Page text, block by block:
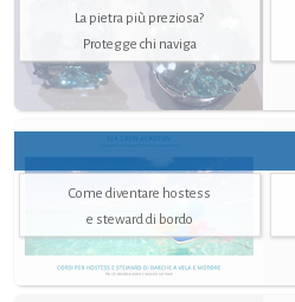
La pietra più preziosa?
Protegge chi naviga
Come diventare hostess
e steward di bordo